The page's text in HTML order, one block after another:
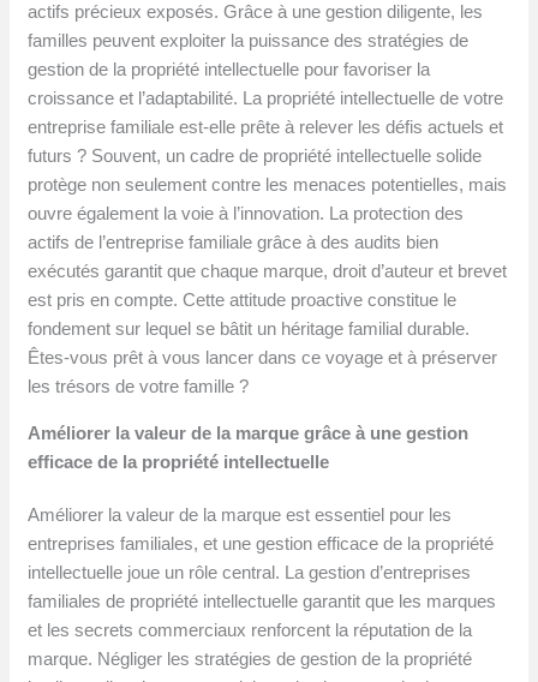
actifs précieux exposés. Grâce à une gestion diligente, les
familles peuvent exploiter la puissance des stratégies de
gestion de la propriété intellectuelle pour favoriser la
croissance et l’adaptabilité. La propriété intellectuelle de votre
entreprise familiale est-elle prête à relever les défis actuels et
futurs ? Souvent, un cadre de propriété intellectuelle solide
protège non seulement contre les menaces potentielles, mais
ouvre également la voie à l’innovation. La protection des
actifs de l’entreprise familiale grâce à des audits bien
exécutés garantit que chaque marque, droit d’auteur et brevet
est pris en compte. Cette attitude proactive constitue le
fondement sur lequel se bâtit un héritage familial durable.
Êtes-vous prêt à vous lancer dans ce voyage et à préserver
les trésors de votre famille ?
Améliorer la valeur de la marque grâce à une gestion
efficace de la propriété intellectuelle
Améliorer la valeur de la marque est essentiel pour les
entreprises familiales, et une gestion efficace de la propriété
intellectuelle joue un rôle central. La gestion d’entreprises
familiales de propriété intellectuelle garantit que les marques
et les secrets commerciaux renforcent la réputation de la
marque. Négliger les stratégies de gestion de la propriété